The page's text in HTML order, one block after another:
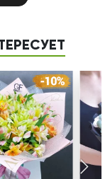
16.11.2021
+ еще был
чем
лично
эта доставка